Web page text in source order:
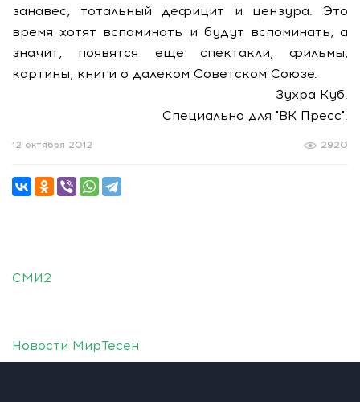
занавес, тотальный дефицит и цензура. Это
время хотят вспоминать и будут вспоминать, а
значит, появятся еще спектакли, фильмы,
картины, книги о далеком Советском Союзе.
Зухра Куб.
Специально для "ВК Пресс".
2920
12 октября 2012
СМИ2
Новости МирТесен